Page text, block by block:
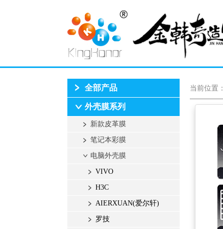
全部产品
外壳膜系列
新款皮革膜
笔记本彩膜
电脑外壳膜
VIVO
H3C
AIERXUAN(爱尔轩)
罗技
当前位置：